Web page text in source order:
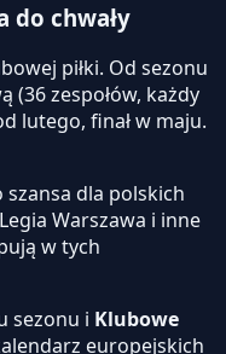
do chwały
piłki. Od sezonu
(36 zespołów, każdy
lutego, finał w maju.
szansa dla polskich
Warszawa i inne
w tych
sezonu i Klubowe
europejskich